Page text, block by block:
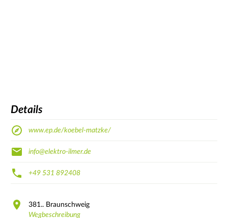
Details
www.ep.de/koebel-matzke/
info@elektro-ilmer.de
+49 531 892408
381.. Braunschweig
Wegbeschreibung